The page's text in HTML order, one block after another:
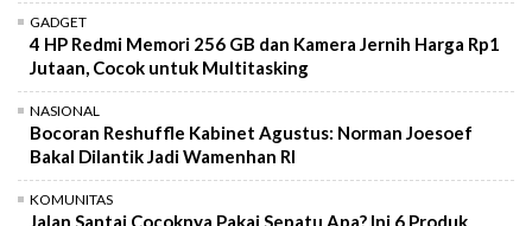
GADGET
4 HP Redmi Memori 256 GB dan Kamera Jernih Harga Rp1
Jutaan, Cocok untuk Multitasking
NASIONAL
Bocoran Reshuffle Kabinet Agustus: Norman Joesoef
Bakal Dilantik Jadi Wamenhan RI
KOMUNITAS
Jalan Santai Cocoknya Pakai Sepatu Apa? Ini 6 Produk